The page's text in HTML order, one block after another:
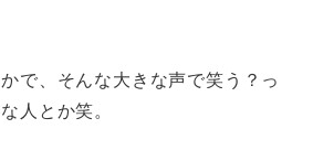
で、そんな大きな声で笑う？っ
人とか笑。